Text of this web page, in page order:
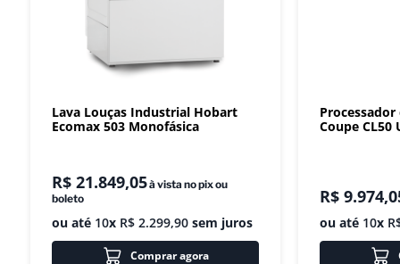
Lava Louças Industrial Hobart
Ecomax 503 Monofásica
R$ 21.849,05à vista no pix ou
boleto
ou até 10x R$ 2.299,90 sem juros
Comprar agora
Coupe CL50
R$ 9.974,
ou até 10x